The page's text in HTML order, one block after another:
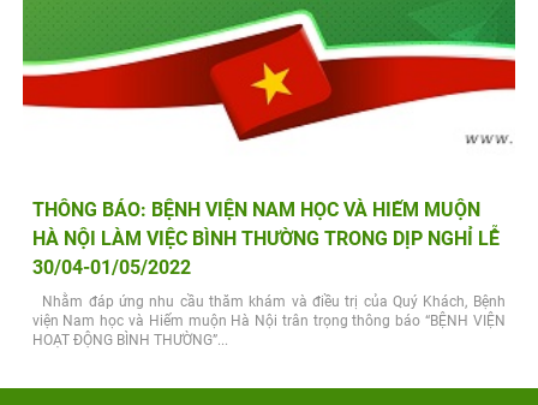
THÔNG BÁO: BỆNH VIỆN NAM HỌC VÀ HIẾM MUỘN
HÀ NỘI LÀM VIỆC BÌNH THƯỜNG TRONG DỊP NGHỈ LỄ
30/04-01/05/2022
Nhằm đáp ứng nhu cầu thăm khám và điều trị của Quý Khách, Bệnh
viện Nam học và Hiếm muộn Hà Nội trân trọng thông báo “BỆNH VIỆN
HOẠT ĐỘNG BÌNH THƯỜNG”...